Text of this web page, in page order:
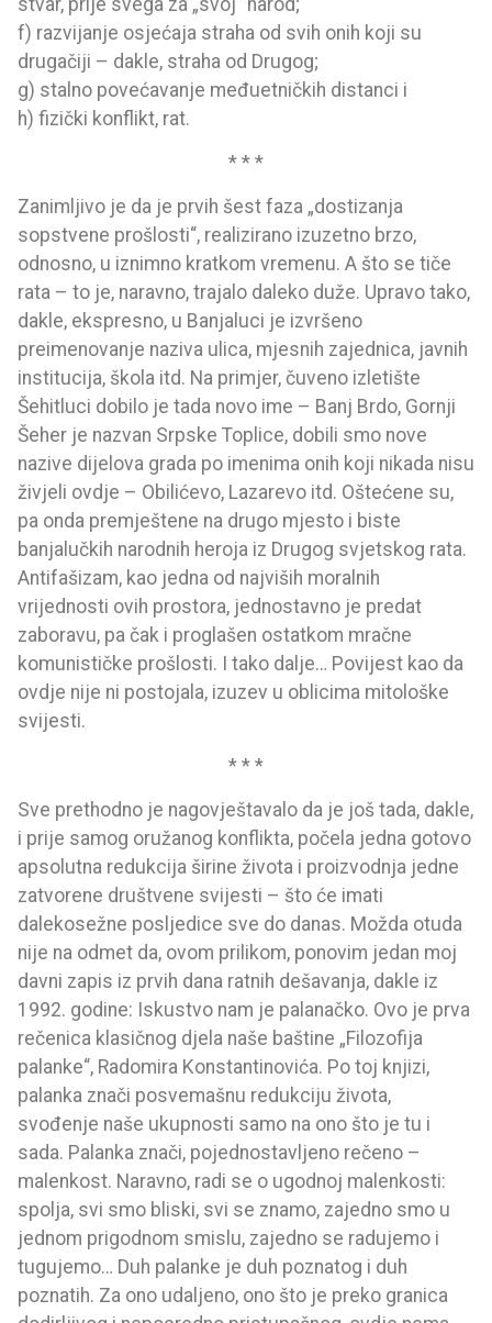
f) razvijanje osjećaja straha od svih onih koji su
drugačiji – dakle, straha od Drugog;
g) stalno povećavanje međuetničkih distanci i
h) fizički konflikt, rat.
* * *
Zanimljivo je da je prvih šest faza „dostizanja
sopstvene prošlosti“, realizirano izuzetno brzo,
odnosno, u iznimno kratkom vremenu. A što se tiče
rata – to je, naravno, trajalo daleko duže. Upravo tako,
dakle, ekspresno, u Banjaluci je izvršeno
preimenovanje naziva ulica, mjesnih zajednica, javnih
institucija, škola itd. Na primjer, čuveno izletište
Šehitluci dobilo je tada novo ime – Banj Brdo, Gornji
Šeher je nazvan Srpske Toplice, dobili smo nove
nazive dijelova grada po imenima onih koji nikada nisu
živjeli ovdje – Obilićevo, Lazarevo itd. Oštećene su,
pa onda premještene na drugo mjesto i biste
banjalučkih narodnih heroja iz Drugog svjetskog rata.
Antifašizam, kao jedna od najviših moralnih
vrijednosti ovih prostora, jednostavno je predat
zaboravu, pa čak i proglašen ostatkom mračne
komunističke prošlosti. I tako dalje… Povijest kao da
ovdje nije ni postojala, izuzev u oblicima mitološke
svijesti.
* * *
Sve prethodno je nagovještavalo da je još tada, dakle,
i prije samog oružanog konflikta, počela jedna gotovo
apsolutna redukcija širine života i proizvodnja jedne
zatvorene društvene svijesti – što će imati
dalekosežne posljedice sve do danas. Možda otuda
nije na odmet da, ovom prilikom, ponovim jedan moj
davni zapis iz prvih dana ratnih dešavanja, dakle iz
1992. godine: Iskustvo nam je palanačko. Ovo je prva
rečenica klasičnog djela naše baštine „Filozofija
palanke“, Radomira Konstantinovića. Po toj knjizi,
palanka znači posvemašnu redukciju života,
svođenje naše ukupnosti samo na ono što je tu i
sada. Palanka znači, pojednostavljeno rečeno –
malenkost. Naravno, radi se o ugodnoj malenkosti:
spolja, svi smo bliski, svi se znamo, zajedno smo u
jednom prigodnom smislu, zajedno se radujemo i
tugujemo… Duh palanke je duh poznatog i duh
poznatih. Za ono udaljeno, ono što je preko granica